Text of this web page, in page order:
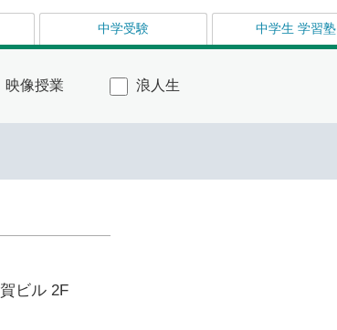
中学受験 中学生 学習塾
映像授業 浪人生
ビル 2F